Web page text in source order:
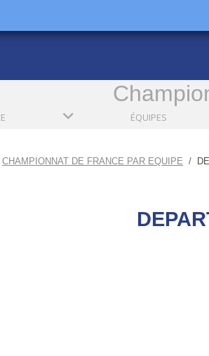
ÉQUIPES
CHAMPIONNAT DE FRANCE PAR EQUIPE